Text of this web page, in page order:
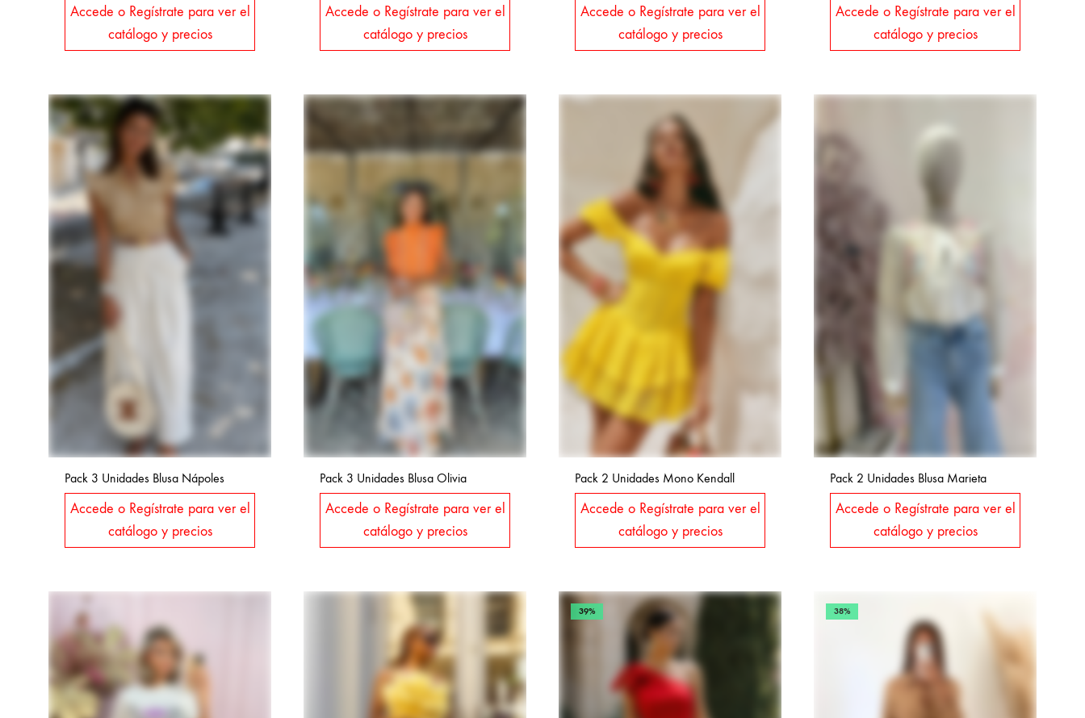
Accede o Regístrate para ver el
catálogo y precios
Accede o Regístrate para ver el
catálogo y precios
Accede o Regístrate para ver el
catálogo y precios
Accede o Regístrate para ver el
catálogo y precios
Pack 3 Unidades Blusa Nápoles
Accede o Regístrate para ver el
catálogo y precios
Pack 3 Unidades Blusa Olivia
Accede o Regístrate para ver el
catálogo y precios
Pack 2 Unidades Mono Kendall
Accede o Regístrate para ver el
catálogo y precios
Pack 2 Unidades Blusa Marieta
Accede o Regístrate para ver el
catálogo y precios
39% 38%